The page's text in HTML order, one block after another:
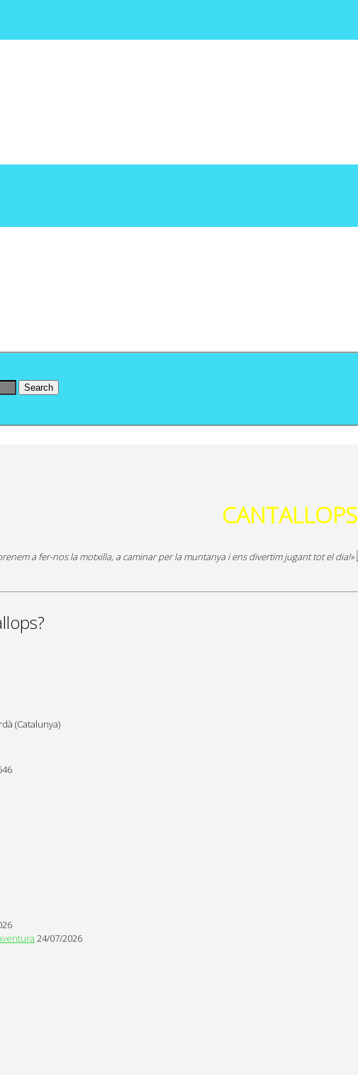
Search
CANTALLOPS
a fer-nos la motxilla, a caminar per la muntanya i ens divertim jugant tot el dia!»
(Catalunya)
24/07/2026